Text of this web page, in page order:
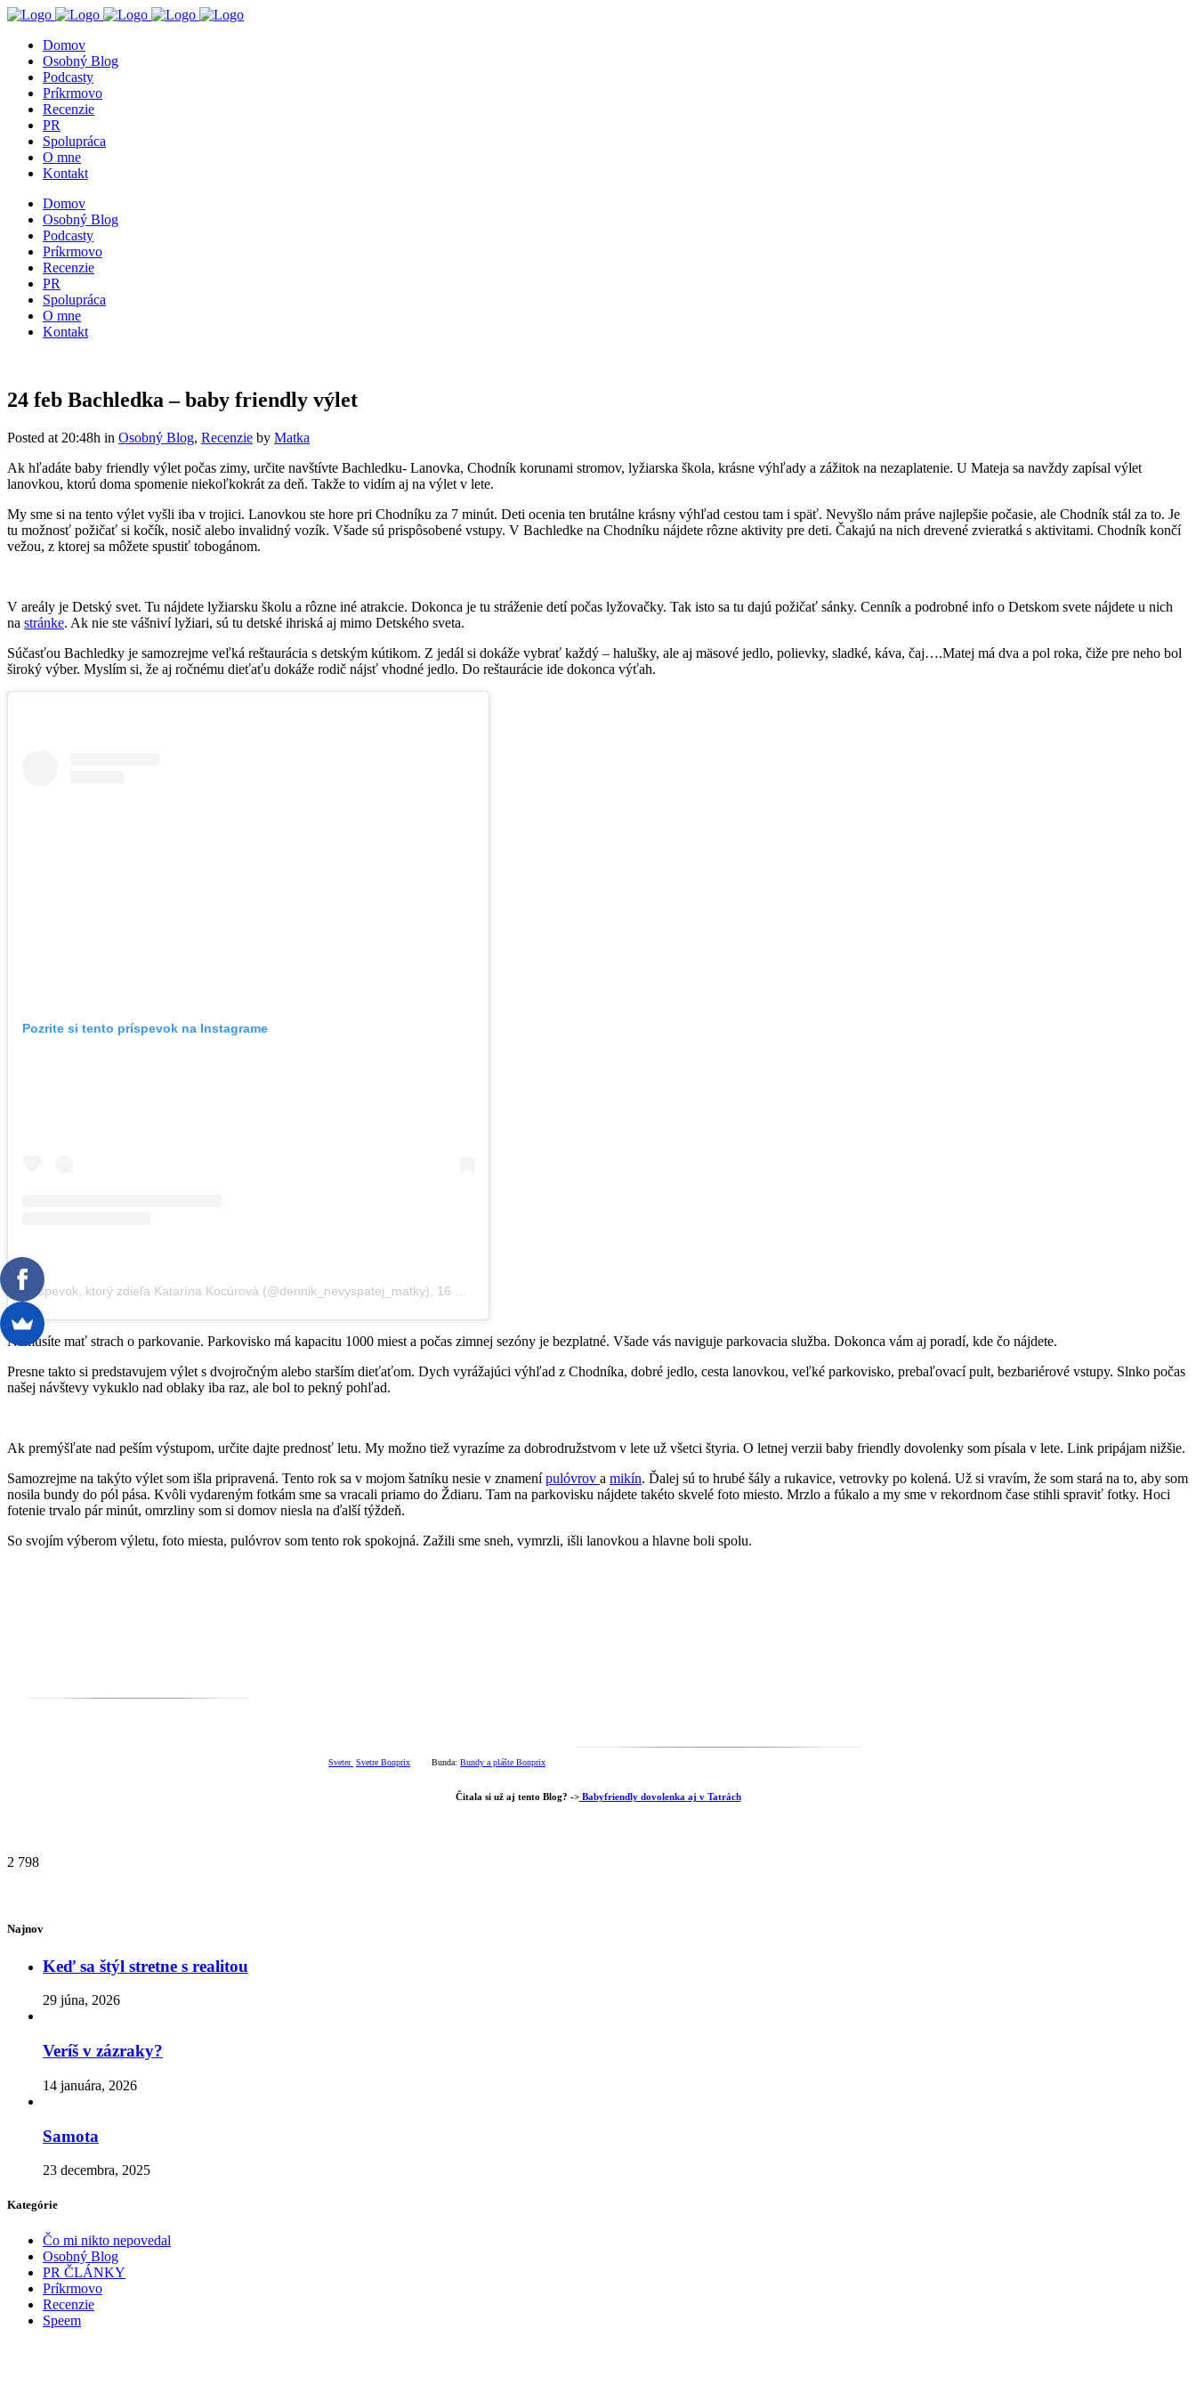
Domov
Osobný Blog
Podcasty
Príkrmovo
Recenzie
PR
Spolupráca
O mne
Kontakt
Domov
Osobný Blog
Podcasty
Príkrmovo
Recenzie
PR
Spolupráca
O mne
Kontakt
24 feb Bachledka – baby friendly výlet
Posted at 20:48h in Osobný Blog, Recenzie by Matka
Ak hľadáte baby friendly výlet počas zimy, určite navštívte Bachledku- Lanovka, Chodník korunami stromov, lyžiarska škola, krásne výhľady a zážitok na nezaplatenie. U Mateja sa navždy zapísal výlet
lanovkou, ktorú doma spomenie niekoľkokrát za deň. Takže to vidím aj na výlet v lete.
My sme si na tento výlet vyšli iba v trojici. Lanovkou ste hore pri Chodníku za 7 minút. Deti ocenia ten brutálne krásny výhľad cestou tam i späť. Nevyšlo nám práve najlepšie počasie, ale Chodník stál za to. Je
tu možnosť požičať si kočík, nosič alebo invalidný vozík. Všade sú prispôsobené vstupy. V Bachledke na Chodníku nájdete rôzne aktivity pre deti. Čakajú na nich drevené zvieratká s aktivitami. Chodník končí
vežou, z ktorej sa môžete spustiť tobogánom.
V areály je Detský svet. Tu nájdete lyžiarsku školu a rôzne iné atrakcie. Dokonca je tu stráženie detí počas lyžovačky. Tak isto sa tu dajú požičať sánky. Cenník a podrobné info o Detskom svete nájdete u nich
na stránke. Ak nie ste vášniví lyžiari, sú tu detské ihriská aj mimo Detského sveta.
Súčasťou Bachledky je samozrejme veľká reštaurácia s detským kútikom. Z jedál si dokáže vybrať každý – halušky, ale aj mäsové jedlo, polievky, sladké, káva, čaj….Matej má dva a pol roka, čiže pre neho bol
široký výber. Myslím si, že aj ročnému dieťaťu dokáže rodič nájsť vhodné jedlo. Do reštaurácie ide dokonca výťah.
Pozrite si tento príspevok na Instagrame
Príspevok, ktorý zdieľa Katarína Kocúrová (@dennik_nevyspatej_matky), 16 Feb 2020 o 10:58 PST
Nemusíte mať strach o parkovanie. Parkovisko má kapacitu 1000 miest a počas zimnej sezóny je bezplatné. Všade vás naviguje parkovacia služba. Dokonca vám aj poradí, kde čo nájdete.
Presne takto si predstavujem výlet s dvojročným alebo starším dieťaťom. Dych vyrážajúci výhľad z Chodníka, dobré jedlo, cesta lanovkou, veľké parkovisko, prebaľovací pult, bezbariérové vstupy. Slnko počas
našej návštevy vykuklo nad oblaky iba raz, ale bol to pekný pohľad.
Ak premýšľate nad peším výstupom, určite dajte prednosť letu. My možno tiež vyrazíme za dobrodružstvom v lete už všetci štyria. O letnej verzii baby friendly dovolenky som písala v lete. Link pripájam nižšie.
Samozrejme na takýto výlet som išla pripravená. Tento rok sa v mojom šatníku nesie v znamenípulóvrov a mikín. Ďalej sú to hrubé šály a rukavice, vetrovky po kolená. Už si vravím, že som stará na to, aby som
nosila bundy do pól pása. Kvôli vydareným fotkám sme sa vracali priamo do Ždiaru. Tam na parkovisku nájdete takéto skvelé foto miesto. Mrzlo a fúkalo a my sme v rekordnom čase stihli spraviť fotky. Hoci
fotenie trvalo pár minút, omrzliny som si domov niesla na ďalší týždeň.
So svojím výberom výletu, foto miesta, pulóvrov som tento rok spokojná. Zažili sme sneh, vymrzli, išli lanovkou a hlavne boli spolu.
Sveter Svetre Bonprix Bunda: Bundy a plášte Bonprix
Čitala si už aj tento Blog? ->Babyfriendly dovolenka aj v Tatrách
2 798
Najnov
Keď sa štýl stretne s realitou
29 júna, 2026
Veríš v zázraky?
14 januára, 2026
Samota
23 decembra, 2025
Kategórie
Čo mi nikto nepovedal
Osobný Blog
PR ČLÁNKY
Príkrmovo
Recenzie
Speem